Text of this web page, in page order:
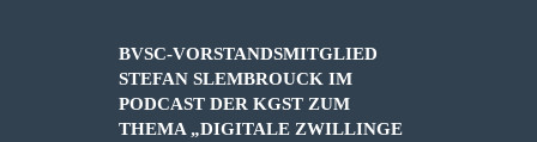
BVSC-VORSTANDSMITGLIED
STEFAN SLEMBROUCK IM
PODCAST DER KGST ZUM
THEMA „DIGITALE ZWILLINGE